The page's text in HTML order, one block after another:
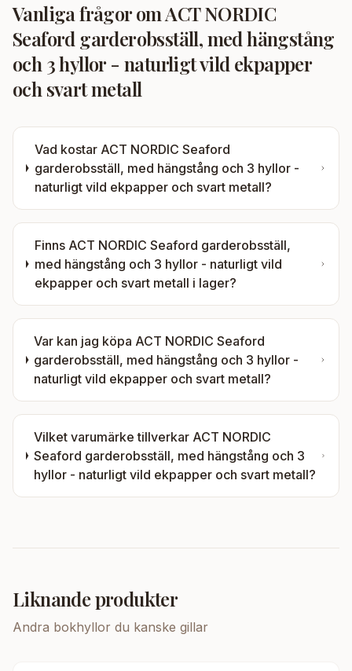
Vanliga frågor omACT NORDIC
Seaford garderobsställ, med hängstång
och 3 hyllor - naturligt vild ekpapper
och svart metall
Vad kostar ACT NORDIC Seaford
garderobsställ, med hängstång och 3 hyllor -
naturligt vild ekpapper och svart metall?
Finns ACT NORDIC Seaford garderobsställ,
med hängstång och 3 hyllor - naturligt vild
ekpapper och svart metall i lager?
Var kan jag köpa ACT NORDIC Seaford
garderobsställ, med hängstång och 3 hyllor -
naturligt vild ekpapper och svart metall?
Vilket varumärke tillverkar ACT NORDIC
Seaford garderobsställ, med hängstång och 3
hyllor - naturligt vild ekpapper och svart metall?
Liknande produkter
Andra bokhyllor du kanske gillar